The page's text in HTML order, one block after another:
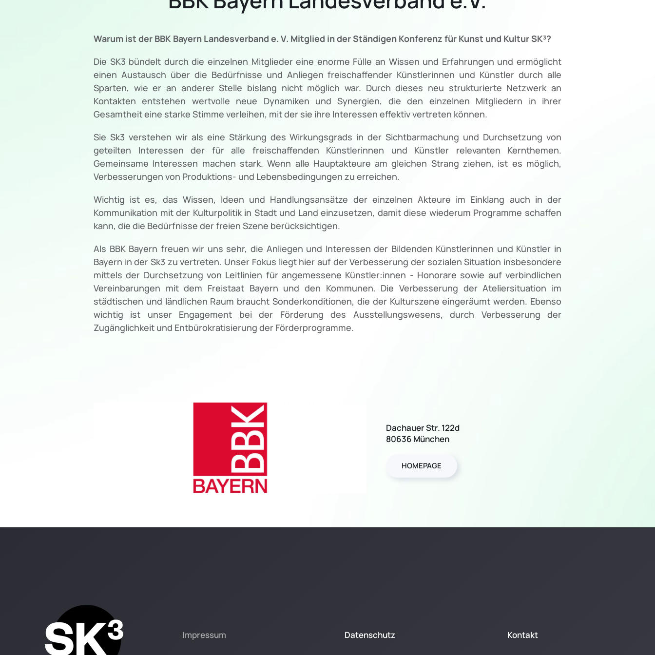
Warum ist der BBK Bayern Landesverband e. V. Mitglied in der Ständigen Konferenz für Kunst und Kultur SK³?
Die SK3 bündelt durch die einzelnen Mitglieder eine enorme Fülle an Wissen und Erfahrungen und ermöglicht
einen Austausch über die Bedürfnisse und Anliegen freischaffender Künstlerinnen und Künstler durch alle
Sparten, wie er an anderer Stelle bislang nicht möglich war. Durch dieses neu strukturierte Netzwerk an
Kontakten entstehen wertvolle neue Dynamiken und Synergien, die den einzelnen Mitgliedern in ihrer
Gesamtheit eine starke Stimme verleihen, mit der sie ihre Interessen effektiv vertreten können.
Sie Sk3 verstehen wir als eine Stärkung des Wirkungsgrads in der Sichtbarmachung und Durchsetzung von
geteilten Interessen der für alle freischaffenden Künstlerinnen und Künstler relevanten Kernthemen.
Gemeinsame Interessen machen stark. Wenn alle Hauptakteure am gleichen Strang ziehen, ist es möglich,
Verbesserungen von Produktions- und Lebensbedingungen zu erreichen.
Wichtig ist es, das Wissen, Ideen und Handlungsansätze der einzelnen Akteure im Einklang auch in der
Kommunikation mit der Kulturpolitik in Stadt und Land einzusetzen, damit diese wiederum Programme schaffen
kann, die die Bedürfnisse der freien Szene berücksichtigen.
Als BBK Bayern freuen wir uns sehr, die Anliegen und Interessen der Bildenden Künstlerinnen und Künstler in
Bayern in der Sk3 zu vertreten. Unser Fokus liegt hier auf der Verbesserung der sozialen Situation insbesondere
mittels der Durchsetzung von Leitlinien für angemessene Künstler:innen - Honorare sowie auf verbindlichen
Vereinbarungen mit dem Freistaat Bayern und den Kommunen. Die Verbesserung der Ateliersituation im
städtischen und ländlichen Raum braucht Sonderkonditionen, die der Kulturszene eingeräumt werden. Ebenso
wichtig ist unser Engagement bei der Förderung des Ausstellungswesens, durch Verbesserung der
Zugänglichkeit und Entbürokratisierung der Förderprogramme.
Dachauer Str. 122d
80636 München
HOMEPAGE
Impressum Datenschutz Kontakt